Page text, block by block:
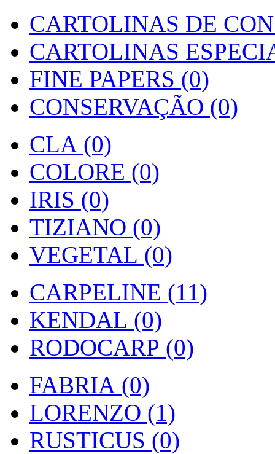
CARTOLINAS DE
CARTOLINAS
FINE PAPERS (0)
CONSERVAÇÃO (0)
CLA (0)
COLORE (0)
IRIS (0)
TIZIANO (0)
VEGETAL (0)
CARPELINE (11)
KENDAL (0)
RODOCARP (0)
FABRIA (0)
LORENZO (1)
RUSTICUS (0)